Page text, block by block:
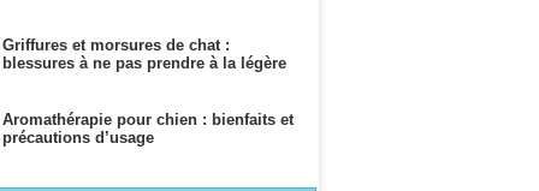
Griffures et morsures de chat :
blessures à ne pas prendre à la légère
Aromathérapie pour chien : bienfaits et
précautions d’usage